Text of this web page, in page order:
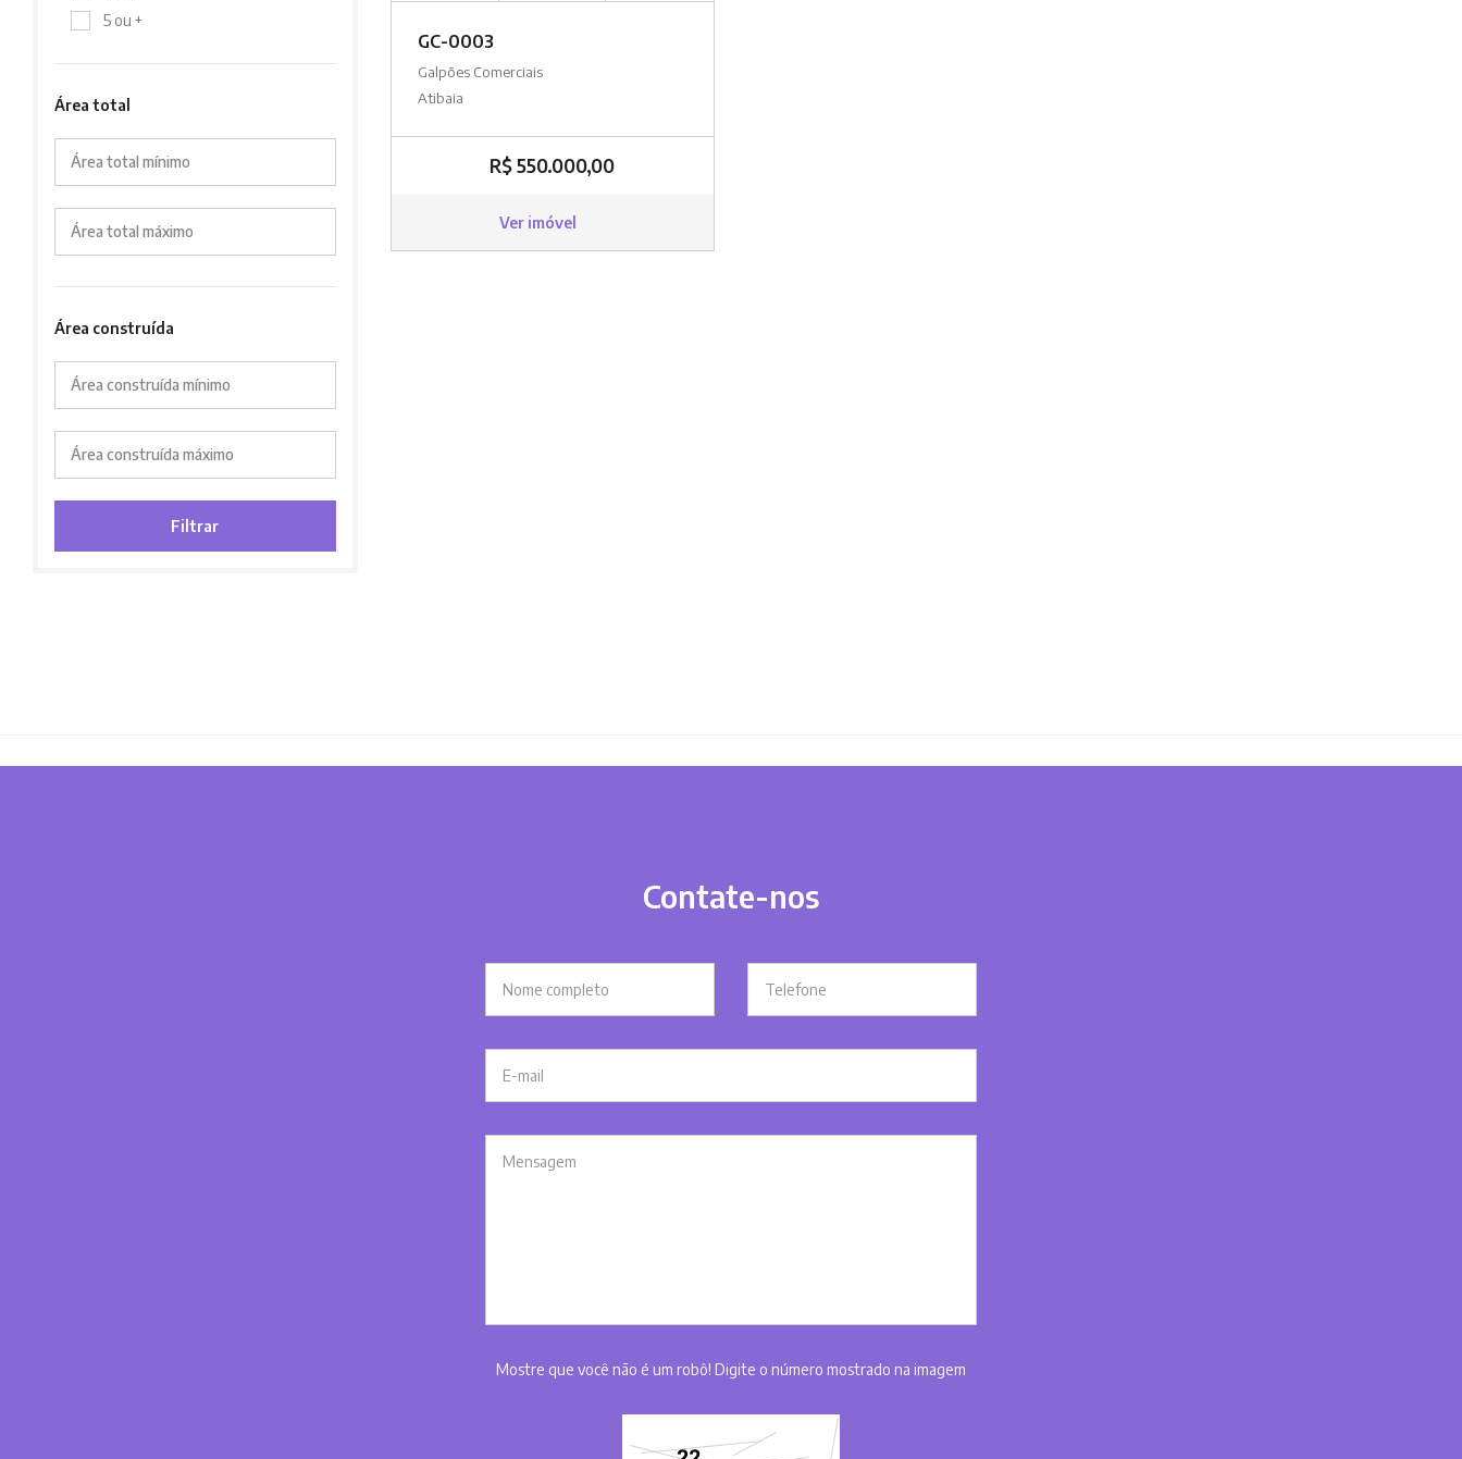
GC-0003
Galpões Comerciais
Atibaia
R$ 550.000,00
Ver imóvel
5 ou +
Área total
Área total mínimo
Área total máximo
Área construída
Área construída mínimo
Área construída máximo
Filtrar
Contate-nos
Mostre que você não é um robô! Digite o número mostrado na imagem